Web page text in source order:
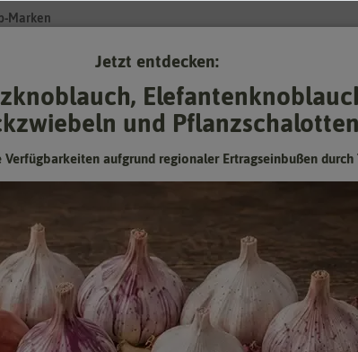
Marken
Green Zebra
Höhe ca. 140 cm
Sperli-Samen
Jetzt entdecken:
und
Verfügbarkeiten aufgrund regionaler Ertragseinbußen durch